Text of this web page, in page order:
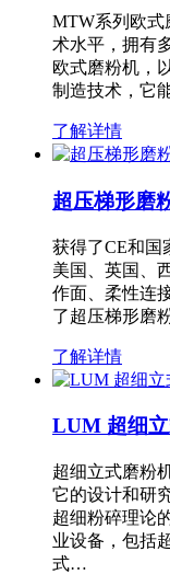
MTW系列欧式
术水平，拥有
欧式磨粉机，
制造技术，它
了解详情
超压梯形磨
获得了CE和国
美国、英国、
作面、柔性连
了超压梯形磨
了解详情
LUM 超细
超细立式磨粉
它的设计和研
超细粉碎理论
业设备，包括
式…